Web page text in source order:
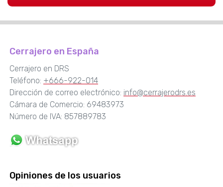
Cerrajero en España
Cerrajero en DRS
Teléfono: +666-922-014
Dirección de correo electrónico: info@cerrajerodrs.es
Cámara de Comercio: 69483973
Número de IVA: 857889783
Opiniones de los usuarios